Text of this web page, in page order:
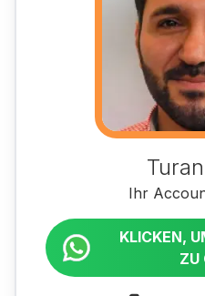
Ihr
KLICKEN,
ZU